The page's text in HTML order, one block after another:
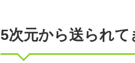
5次元から送られ